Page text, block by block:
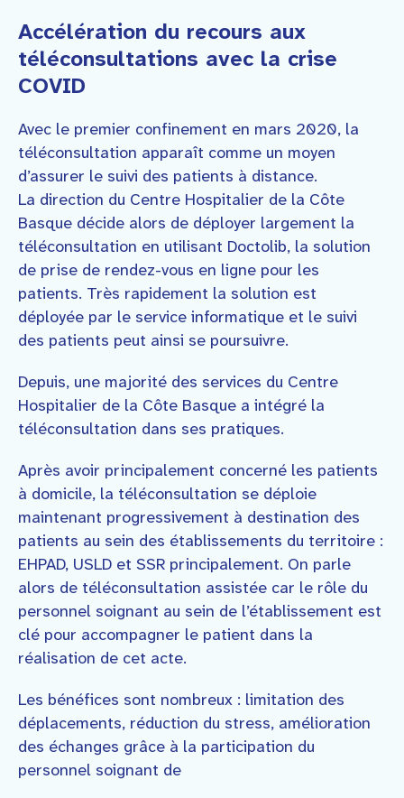
Accélération du recours aux
téléconsultations avec la crise
COVID
Avec le premier confinement en mars 2020, la
téléconsultation apparaît comme un moyen
d’assurer le suivi des patients à distance.
La direction du Centre Hospitalier de la Côte
Basque décide alors de déployer largement la
téléconsultation en utilisant Doctolib, la solution
de prise de rendez-vous en ligne pour les
patients. Très rapidement la solution est
déployée par le service informatique et le suivi
des patients peut ainsi se poursuivre.
Depuis, une majorité des services du Centre
Hospitalier de la Côte Basque a intégré la
téléconsultation dans ses pratiques.
Après avoir principalement concerné les patients
à domicile, la téléconsultation se déploie
maintenant progressivement à destination des
patients au sein des établissements du territoire :
EHPAD, USLD et SSR principalement. On parle
alors de téléconsultation assistée car le rôle du
personnel soignant au sein de l’établissement est
clé pour accompagner le patient dans la
réalisation de cet acte.
Les bénéfices sont nombreux : limitation des
déplacements, réduction du stress, amélioration
des échanges grâce à la participation du
personnel soignant de